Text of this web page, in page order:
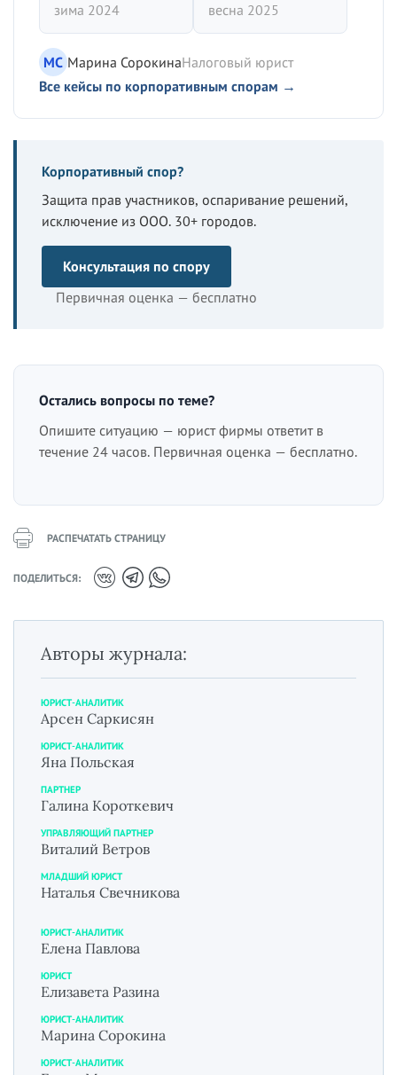
зима 2024
весна 2025
МС Марина СорокинаНалоговый юрист
Все кейсы по корпоративным спорам →
Корпоративный спор?
Защита прав участников, оспаривание решений,
исключение из ООО. 30+ городов.
Консультация по спору
Первичная оценка — бесплатно
Остались вопросы по теме?
Опишите ситуацию — юрист фирмы ответит в
течение 24 часов. Первичная оценка — бесплатно.
РАСПЕЧАТАТЬ СТРАНИЦУ
ПОДЕЛИТЬСЯ:
Авторы журнала:
ЮРИСТ-АНАЛИТИК
Арсен Саркисян
ЮРИСТ-АНАЛИТИК
Яна Польская
ПАРТНЕР
Галина Короткевич
УПРАВЛЯЮЩИЙ ПАРТНЕР
Виталий Ветров
МЛАДШИЙ ЮРИСТ
Наталья Свечникова
ЮРИСТ-АНАЛИТИК
Елена Павлова
ЮРИСТ
Елизавета Разина
ЮРИСТ-АНАЛИТИК
Марина Сорокина
ЮРИСТ-АНАЛИТИК